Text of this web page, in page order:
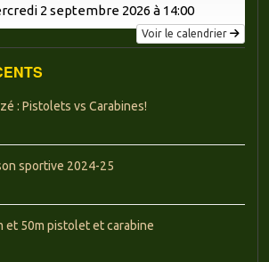
2 septembre 2026 à 14:00
Voir le calendrier
: Pistolets vs Carabines!
sportive 2024-25
et 50m pistolet et carabine